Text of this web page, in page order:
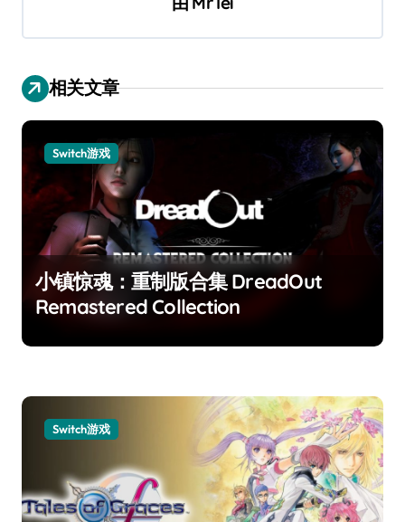
相关文章
Switch游戏
小镇惊魂：重制版合集 DreadOut
Remastered Collection
Switch游戏